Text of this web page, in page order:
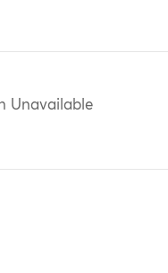
Unavailable